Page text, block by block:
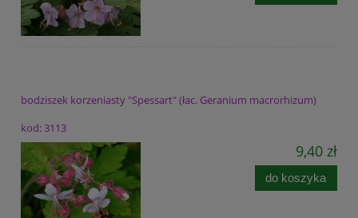
bodziszek korzeniasty "Spessart" (łac. Geranium macrorhizum)
kod: 3113
9,40 zł
do koszyka